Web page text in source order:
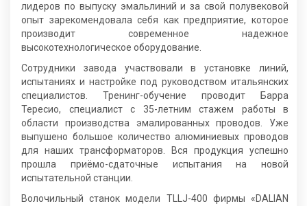
лидеров по выпуску эмальлиний и за свой полувековой
опыт зарекомендовала себя как предприятие, которое
производит современное надежное
высокотехнологическое оборудование.
Сотрудники завода участвовали в установке линий,
испытаниях и настройке под руководством итальянских
специалистов. Тренинг-обучение проводит Барра
Тересио, специалист с 35-летним стажем работы в
области производства эмалированных проводов. Уже
выпушено большое количество алюминиевых проводов
для наших трансформаторов. Вся продукция успешно
прошла приёмо-сдаточные испытания на новой
испытательной станции.
Волочильный станок модели TLLJ-400 фирмы «DALIAN